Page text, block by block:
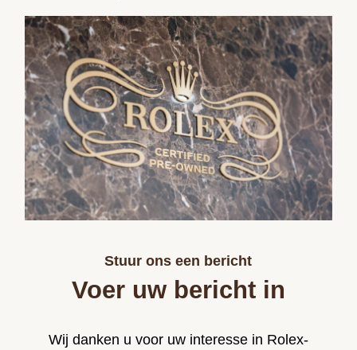
Stuur ons een bericht
Voer uw bericht in
Wij danken u voor uw interesse in Rolex-